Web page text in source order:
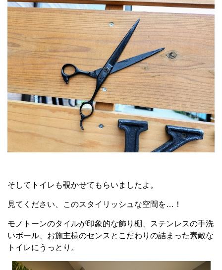
そしてトイレも覗かせてもらいましたよ。
見てください、このスタイリッシュな空間を…！
モノトーンのタイルが印象的な飾り棚、ステンレスの手洗
いボール、お施主様のセンスとこだわりの詰まった素敵な
トイレにうっとり。